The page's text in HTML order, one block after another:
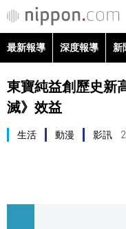
最新報導
最新報導 深度報導 新
東寶純益創歷史新
滅》效益
生活 動漫 影訊